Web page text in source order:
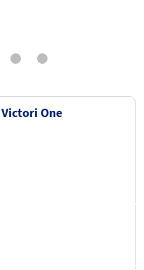
One